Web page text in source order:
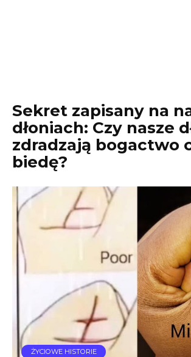
Sekret zapisany na
dłoniach: Czy nasze
zdradzają bogactwo
biedę?
ŻYCIOWE HISTORIE